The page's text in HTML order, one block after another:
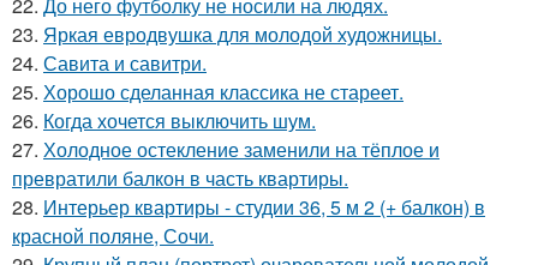
23. Яркая евродвушка для молодой художницы.
24. Савита и савитри.
25. Хорошо сделанная классика не стареет.
26. Когда хочется выключить шум.
27. Холодное остекление заменили на тёплое и
превратили балкон в часть квартиры.
28. Интерьер квартиры - студии 36, 5 м 2 (+ балкон) в
красной поляне, Сочи.